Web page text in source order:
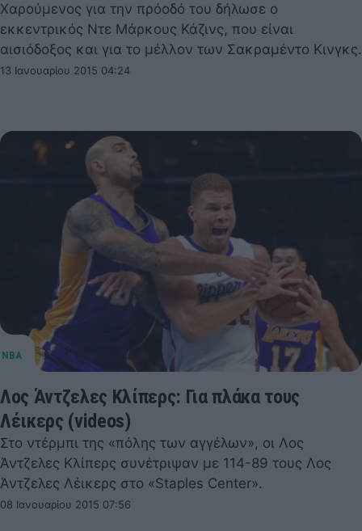
Χαρούμενος για την πρόοδό του δήλωσε ο
εκκεντρικός Ντε Μάρκους Κάζινς, που είναι
αισιόδοξος και για το μέλλον των Σακραμέντο Κινγκς.
13 Ιανουαρίου 2015 04:24
Λος Άντζελες Κλίπερς: Για πλάκα τους
Λέικερς (videos)
Στο ντέρμπι της «πόλης των αγγέλων», οι Λος
Άντζελες Κλίπερς συνέτριψαν με 114-89 τους Λος
Άντζελες Λέικερς στο «Staples Center».
08 Ιανουαρίου 2015 07:56